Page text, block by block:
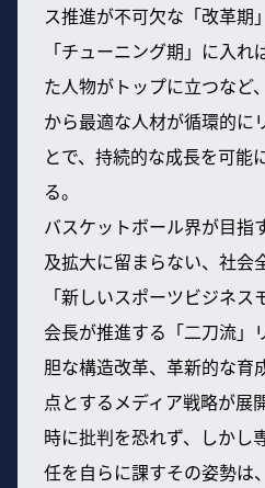
ス推進が不可欠な「改革期
「チューニング期」に入
た人物がトップに立つなど
から最適な人材が循環的に
とで、持続的な成長を可能
る。
バスケットボール界が目指
及拡大に留まらない、社会
「新しいスポーツビジネ
会長が推進する「二刀流」
胆な構造改革、革新的な育
点とするメディア戦略が展
時に批判を恐れず、しかし
任を自らに課すその姿勢は